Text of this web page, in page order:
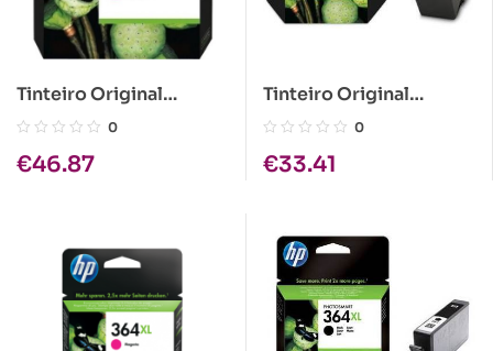
Tinteiro Original
HP953XL Magenta
0
€46.87
Tinteiro Original
HP304XL Preto
0
€33.41